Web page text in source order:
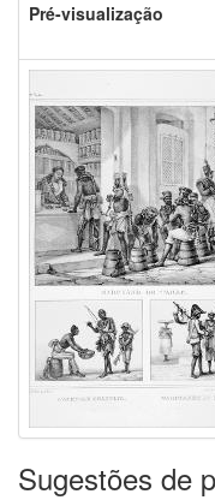
Pré-visualização
Sugestões de